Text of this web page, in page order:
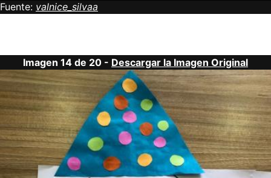
Fuente: valnice_silvaa
Imagen 14 de 20 - Descargar la Imagen Original